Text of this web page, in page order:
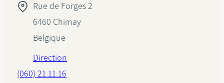
Rue de Forges 2
6460 Chimay
Belgique
Direction
(060) 21.11.16